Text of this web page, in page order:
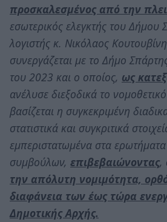
προσκαλεσμένος από την
εσωτερικός ελεγκτής του
λογιστής κ. Νικόλαος
συνεργάζεται με το Δήμο
του 2023 και ο οποίος, ως
ανέλυσε διεξοδικά το
βασίζεται η συγκεκριμένη
στατιστικά και συγκριτικά
εμπεριστατωμένα στα
συμβούλων, επιβεβαιώνοντας,
την απόλυτη νομιμότητα,
διαφάνεια των έως τώρα
Δημοτικής Αρχής.